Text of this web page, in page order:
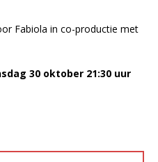
Fabiola in co-productie met
30 oktober 21:30 uur